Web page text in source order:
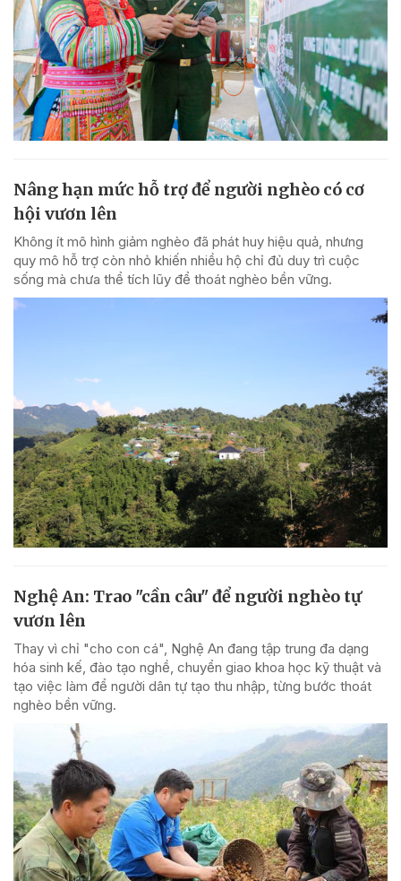
Nâng hạn mức hỗ trợ để người nghèo có cơ
hội vươn lên
Không ít mô hình giảm nghèo đã phát huy hiệu quả, nhưng
quy mô hỗ trợ còn nhỏ khiến nhiều hộ chỉ đủ duy trì cuộc
sống mà chưa thể tích lũy để thoát nghèo bền vững.
Nghệ An: Trao "cần câu" để người nghèo tự
vươn lên
Thay vì chỉ "cho con cá", Nghệ An đang tập trung đa dạng
hóa sinh kế, đào tạo nghề, chuyển giao khoa học kỹ thuật và
tạo việc làm để người dân tự tạo thu nhập, từng bước thoát
nghèo bền vững.